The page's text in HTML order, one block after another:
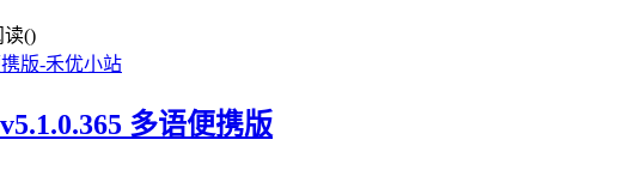
读()
多语便携版